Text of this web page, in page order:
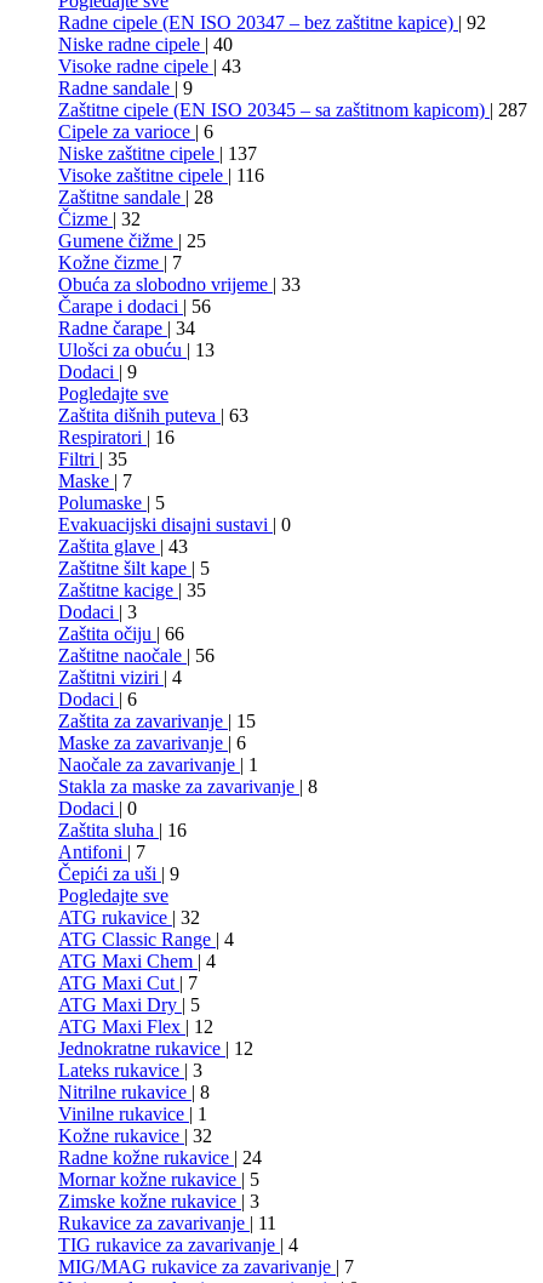
Radne cipele (EN ISO 20347 – bez zaštitne kapice) | 92
Niske radne cipele | 40
Visoke radne cipele | 43
Radne sandale | 9
Zaštitne cipele (EN ISO 20345 – sa zaštitnom kapicom) | 287
Cipele za varioce | 6
Niske zaštitne cipele | 137
Visoke zaštitne cipele | 116
Zaštitne sandale | 28
Čizme | 32
Gumene čižme | 25
Kožne čizme | 7
Obuća za slobodno vrijeme | 33
Čarape i dodaci | 56
Radne čarape | 34
Ulošci za obuću | 13
Dodaci | 9
Pogledajte sve
Zaštita dišnih puteva | 63
Respiratori | 16
Filtri | 35
Maske | 7
Polumaske | 5
Evakuacijski disajni sustavi | 0
Zaštita glave | 43
Zaštitne šilt kape | 5
Zaštitne kacige | 35
Dodaci | 3
Zaštita očiju | 66
Zaštitne naočale | 56
Zaštitni viziri | 4
Dodaci | 6
Zaštita za zavarivanje | 15
Maske za zavarivanje | 6
Naočale za zavarivanje | 1
Stakla za maske za zavarivanje | 8
Dodaci | 0
Zaštita sluha | 16
Antifoni | 7
Čepići za uši | 9
Pogledajte sve
ATG rukavice | 32
ATG Classic Range | 4
ATG Maxi Chem | 4
ATG Maxi Cut | 7
ATG Maxi Dry | 5
ATG Maxi Flex | 12
Jednokratne rukavice | 12
Lateks rukavice | 3
Nitrilne rukavice | 8
Vinilne rukavice | 1
Kožne rukavice | 32
Radne kožne rukavice | 24
Mornar kožne rukavice | 5
Zimske kožne rukavice | 3
Rukavice za zavarivanje | 11
TIG rukavice za zavarivanje | 4
MIG/MAG rukavice za zavarivanje | 7